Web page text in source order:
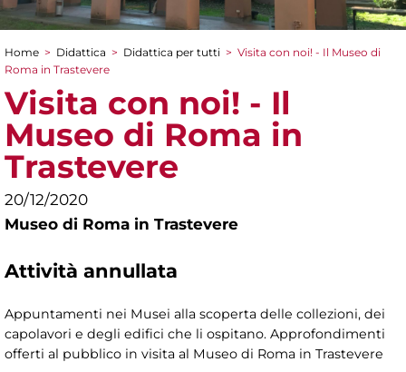
Tu sei qui
Home > Didattica > Didattica per tutti > Visita con noi! - Il Museo di
Roma in Trastevere
Visita con noi! - Il
Museo di Roma in
Trastevere
20/12/2020
Museo di Roma in Trastevere
Attività annullata
Appuntamenti nei Musei alla scoperta delle collezioni, dei
capolavori e degli edifici che li ospitano. Approfondimenti
offerti al pubblico in visita al Museo di Roma in Trastevere